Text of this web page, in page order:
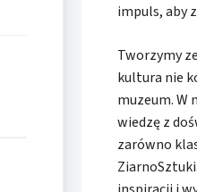
impuls, aby
Tworzymy
kultura nie
muzeum. W
wiedzę z
zarówno